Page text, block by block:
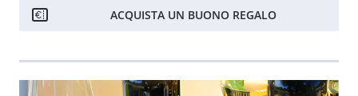
ACQUISTA UN BUONO REGALO